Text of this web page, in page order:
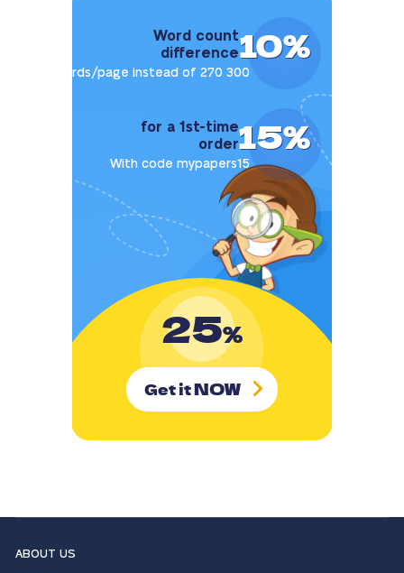
10%
Word count
difference
300 words/page instead of 270
15%
for a 1st-time
order
With code mypapers15
25%
Get itNOW
ABOUT US